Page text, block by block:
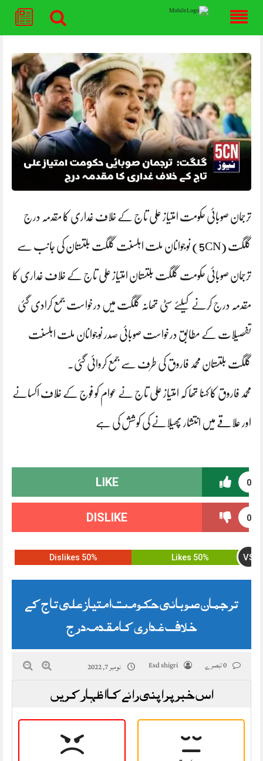
content
ترجمان صوبائی حکومت امتیاز علی تاج کے خلاف غداری کا مقدمہ درج
گلگت (5CN) نوجوانان ملت اہلسنت گلگت بلتستان کی جانب سے
ترجمان صوبائی حکومت گلگت بلتستان امتیاز علی تاج کے خلاف غداری کا
مقدمہ درج کرنے کیلئے سٹی تھانہ گلگت میں درخواست جمع کرادی گئی
تفصیلات کے مطابق درخواست صوبائی صدر نوجوانان ملت اہلسنت
گلگت بلتستان محمد فاروق کی طرف سے جمع کروائی گئی۔
محمد فاروق کا کہنا تھا کہ امتیاز علی تاج نے عوام کو فوج کے خلاف اکسانے
اور علاقے میں انتشار پھیلانے کی کوشش کی ہے
0
LIKE
0
DISLIKE
50% Likes VS
50% Dislikes
ترجمان صوبائی حکومت امتیاز علی تاج کے
خلاف غداری کا مقدمہ درج
Esd shigri نومبر 7, 2022
اس خبر پر اپنی رائے کا اظہار کریں